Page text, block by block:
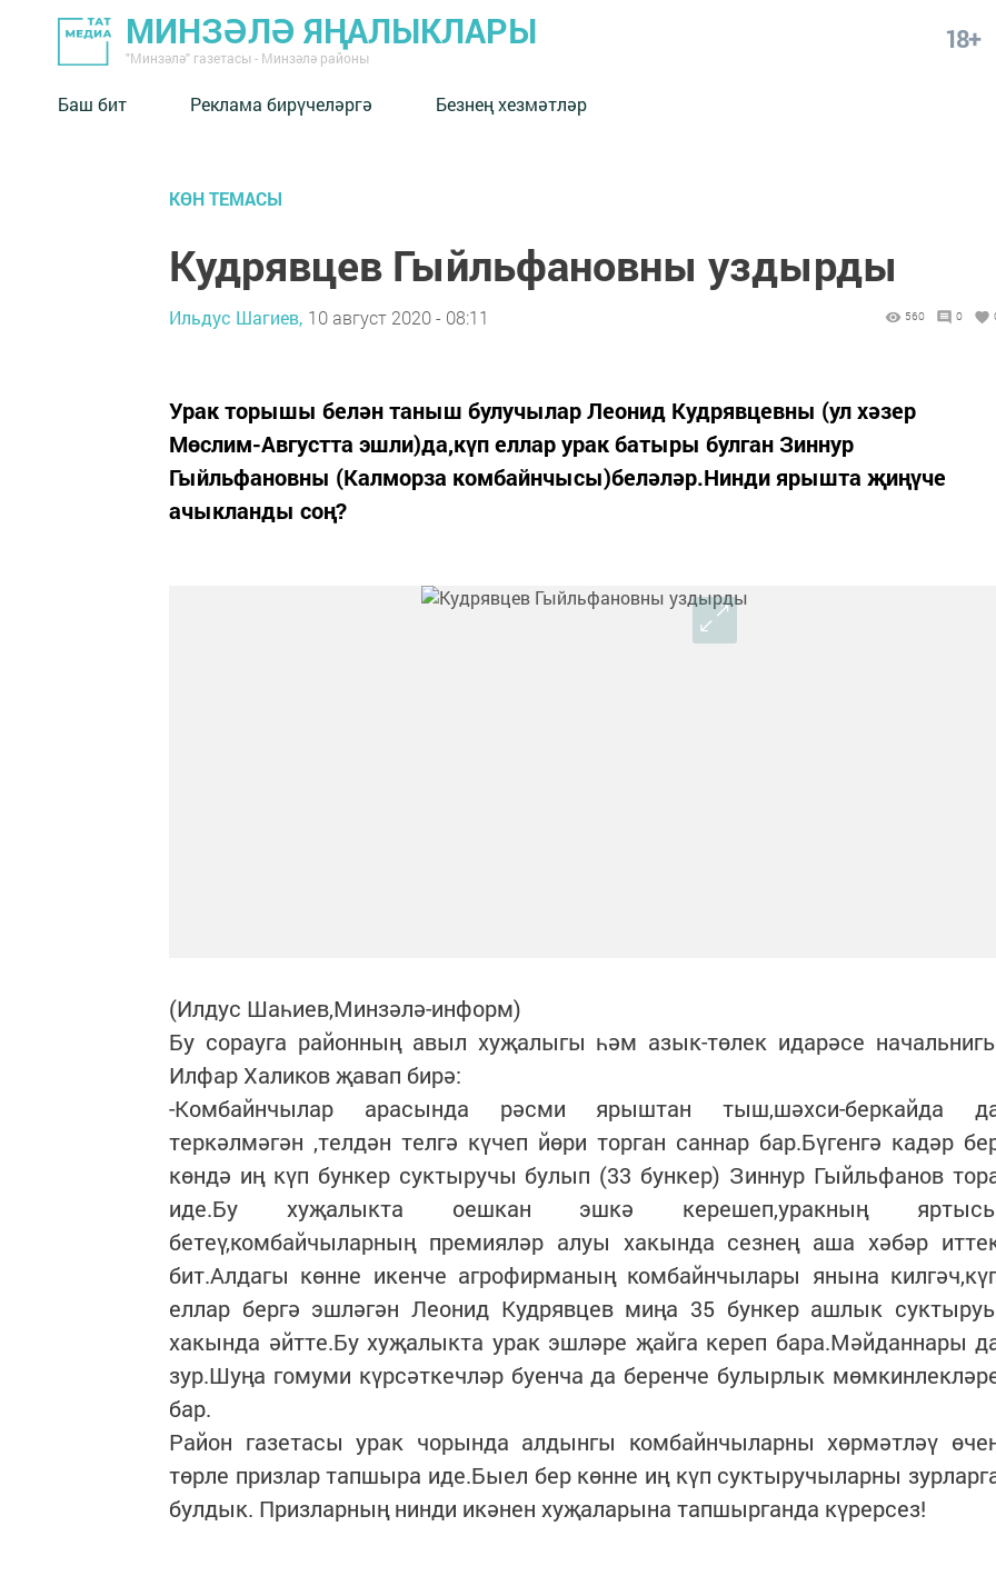
МИНЗӘЛӘ ЯҢАЛЫКЛАРЫ
"Минзәлә" газетасы - Минзәлә районы
18+
Баш бит Реклама бирүчеләргә Безнең хезмәтләр
КӨН ТЕМАСЫ
Кудрявцев Гыйльфановны уздырды
Ильдус Шагиев, 10 август 2020 - 08:11 560 0
Урак торышы белән таныш булучылар Леонид Кудрявцевны (ул хәзер
Мөслим-Августта эшли)да,күп еллар урак батыры булган Зиннур
Гыйльфановны (Калморза комбайнчысы)беләләр.Нинди ярышта җиңүче
ачыкланды соң?
(Илдус Шаһиев,Минзәлә-информ)
Бу сорауга районның авыл хуҗалыгы һәм азык-төлек идарәсе
Илфар Халиков җавап бирә:
-Комбайнчылар арасында рәсми ярыштан тыш,шәхси-беркайда
теркәлмәгән ,телдән телгә күчеп йөри торган саннар бар.Бүгенгә кадәр
көндә иң күп бункер суктыручы булып (33 бункер) Зиннур Гыйльфанов
иде.Бу хуҗалыкта оешкан эшкә керешеп,уракның
бетеү,комбайчыларның премияләр алуы хакында сезнең аша хәбәр
бит.Алдагы көнне икенче агрофирманың комбайнчылары янына
еллар бергә эшләгән Леонид Кудрявцев миңа 35 бункер ашлык
хакында әйтте.Бу хуҗалыкта урак эшләре җайга кереп бара.Мәйданнары
зур.Шуңа гомуми күрсәткечләр буенча да беренче булырлык
бар.
Район газетасы урак чорында алдынгы комбайнчыларны хөрмәтләү
төрле призлар тапшыра иде.Быел бер көнне иң күп суктыручыларны
булдык. Призларның нинди икәнен хуҗаларына тапшырганда күрерсез!